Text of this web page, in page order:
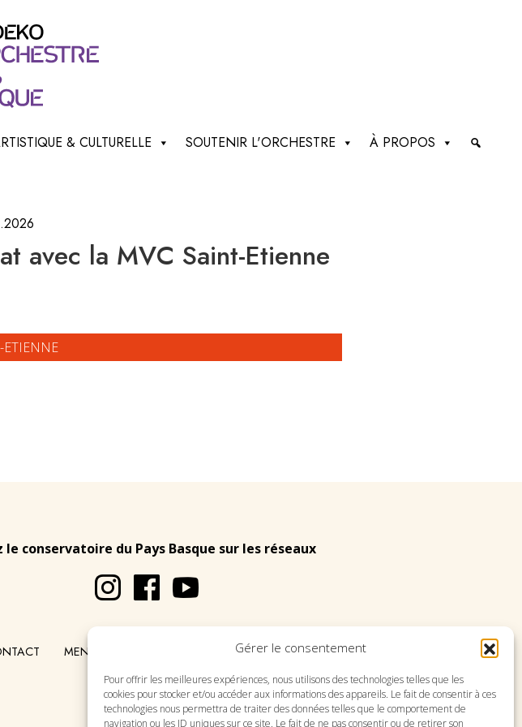
Gérer le consentement
Pour offrir les meilleures expériences, nous utilisons des technologies telles que les
cookies pour stocker et/ou accéder aux informations des appareils. Le fait de consentir à ces
technologies nous permettra de traiter des données telles que le comportement de
navigation ou les ID uniques sur ce site. Le fait de ne pas consentir ou de retirer son
& CULTURELLE SOUTENIR L'ORCHESTRE À PROPOS
avec la MVC Saint-Etienne
ETIENNE
le conservatoire du Pays Basque sur les réseaux
MENTIONS LÉGALES PLAN DU SITE